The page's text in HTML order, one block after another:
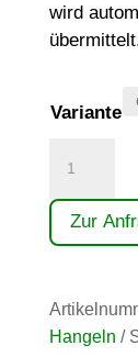
wird
Variante
Menge
Zur
Hangeln